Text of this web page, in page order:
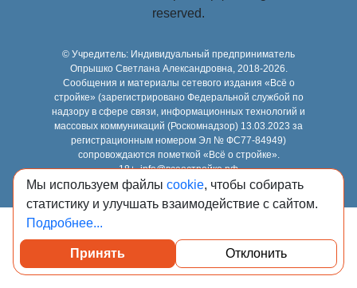
© Учредитель: Индивидуальный предприниматель
Опрышко Светлана Александровна, 2018-2026.
Сообщения и материалы сетевого издания «Всё о
стройке» (зарегистрировано Федеральной службой по
надзору в сфере связи, информационных технологий и
массовых коммуникаций (Роскомнадзор) 13.03.2023 за
регистрационным номером Эл № ФС77-84949)
сопровождаются пометкой «Всё о стройке».
18+, info@всеостройке.рф
карта сайта
Мы используем файлы cookie, чтобы собирать
статистику и улучшать взаимодействие с сайтом.
Подробнее...
Принять Отклонить